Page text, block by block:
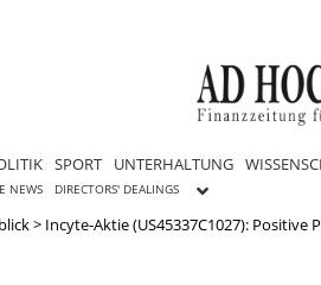
SPORT UNTERHALTUNG
NEWS DIRECTORS' DEALINGS
> Incyte-Aktie (US45337C1027): Positive